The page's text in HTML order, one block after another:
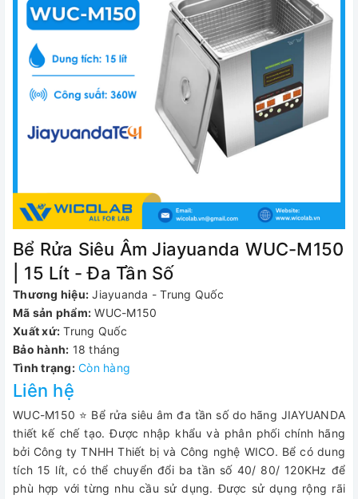
Bể Rửa Siêu Âm Jiayuanda WUC-M150
| 15 Lít - Đa Tần Số
Thương hiệu: Jiayuanda - Trung Quốc
Mã sản phẩm: WUC-M150
Xuất xứ: Trung Quốc
Bảo hành: 18 tháng
Tình trạng: Còn hàng
Liên hệ
WUC-M150 ⭐ Bể rửa siêu âm đa tần số do hãng JIAYUANDA
thiết kế chế tạo. Được nhập khẩu và phân phối chính hãng
bởi Công ty TNHH Thiết bị và Công nghệ WICO. Bể có dung
tích 15 lít, có thể chuyển đổi ba tần số 40/ 80/ 120KHz để
phù hợp với từng nhu cầu sử dụng. Được sử dụng rộng rãi